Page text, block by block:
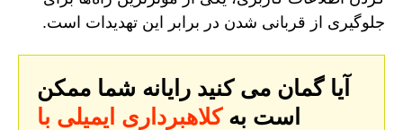
جلوگیری از قربانی شدن در برابر این تهدیدات است.
آیا گمان می کنید رایانه شما ممکن
است بهکلاهبرداری ایمیلی با